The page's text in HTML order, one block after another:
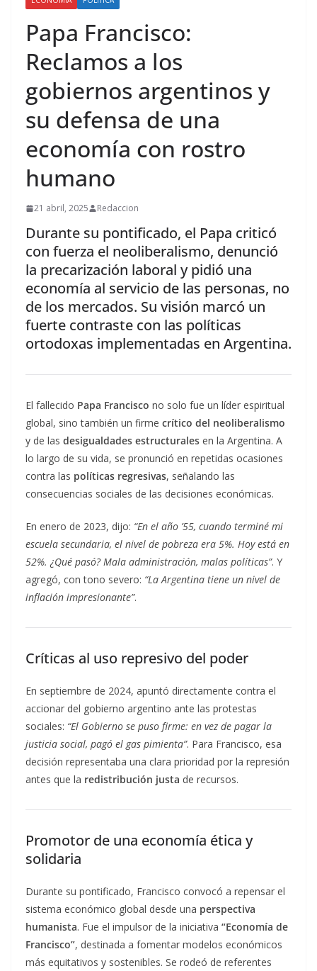
Papa Francisco:
Reclamos a los
gobiernos argentinos y
su defensa de una
economía con rostro
humano
21 abril, 2025 Redaccion
Durante su pontificado, el Papa criticó
con fuerza el neoliberalismo, denunció
la precarización laboral y pidió una
economía al servicio de las personas, no
de los mercados. Su visión marcó un
fuerte contraste con las políticas
ortodoxas implementadas en Argentina.
El fallecido Papa Francisco no solo fue un líder espiritual
global, sino también un firme crítico del neoliberalismo
y de las desigualdades estructurales en la Argentina. A
lo largo de su vida, se pronunció en repetidas ocasiones
contra las políticas regresivas, señalando las
consecuencias sociales de las decisiones económicas.
En enero de 2023, dijo: “En el año ’55, cuando terminé mi
escuela secundaria, el nivel de pobreza era 5%. Hoy está en
52%. ¿Qué pasó? Mala administración, malas políticas”. Y
agregó, con tono severo: “La Argentina tiene un nivel de
inflación impresionante”.
Críticas al uso represivo del poder
En septiembre de 2024, apuntó directamente contra el
accionar del gobierno argentino ante las protestas
sociales: “El Gobierno se puso firme: en vez de pagar la
justicia social, pagó el gas pimienta”. Para Francisco, esa
decisión representaba una clara prioridad por la represión
antes que la redistribución justa de recursos.
Promotor de una economía ética y
solidaria
Durante su pontificado, Francisco convocó a repensar el
sistema económico global desde una perspectiva
humanista. Fue el impulsor de la iniciativa “Economía de
Francisco”, destinada a fomentar modelos económicos
más equitativos y sostenibles. Se rodeó de referentes